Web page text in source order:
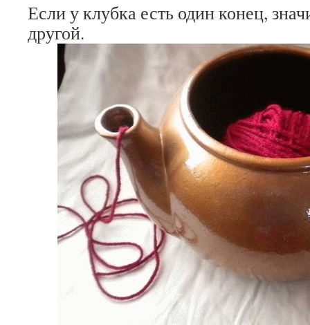
Если у клубка есть один конец,
другой.